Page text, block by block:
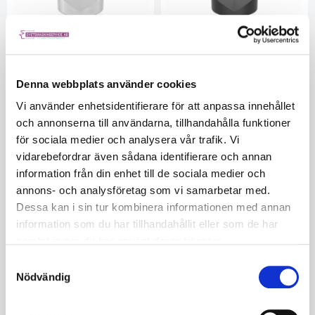
Denna webbplats använder cookies
Vi använder enhetsidentifierare för att anpassa innehållet
och annonserna till användarna, tillhandahålla funktioner
för sociala medier och analysera vår trafik. Vi
vidarebefordrar även sådana identifierare och annan
information från din enhet till de sociala medier och
annons- och analysföretag som vi samarbetar med.
Dessa kan i sin tur kombinera informationen med annan
information som du har tillhandahållit eller som de har
Nödvändig
Prisma Ø 25 - Aluminium
SD160650A
Ej i lager
Beställningsvara
1470
188
KÖP
Prisma Ø 25 - Polyamid
SD160650PA
Ej i lager
1470
163
KÖP